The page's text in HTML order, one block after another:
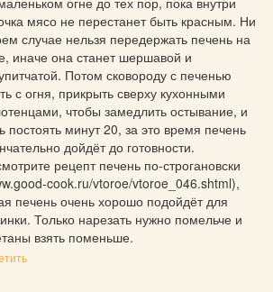
мясо не перестанет быть красным. Ни
случае нельзя передержать печень на
иначе она станет шершавой и
Потом сковороду с печенью
с огня, прикрыть сверху кухонными
чтобы замедлить остывание, и
постоять минут 20, за это время печень
дойдёт до готовности.
рецепт печень по-строгановски
cook.ru/vtoroe/vtoroe_046.shtml),
печень очень хорошо подойдёт для
Только нарезать нужно помельче и
взять поменьше.